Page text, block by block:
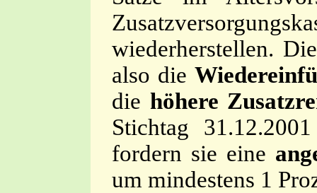
wiederherstellen.
also die
die höhere
Stichtag
fordern sie eine
um mindestens 1